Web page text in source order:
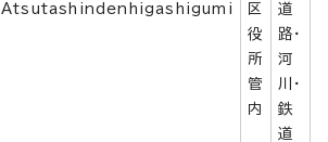
Atsutashindenhigashigumi
区
役
所
管
内
道
路・
河
川・
鉄
道